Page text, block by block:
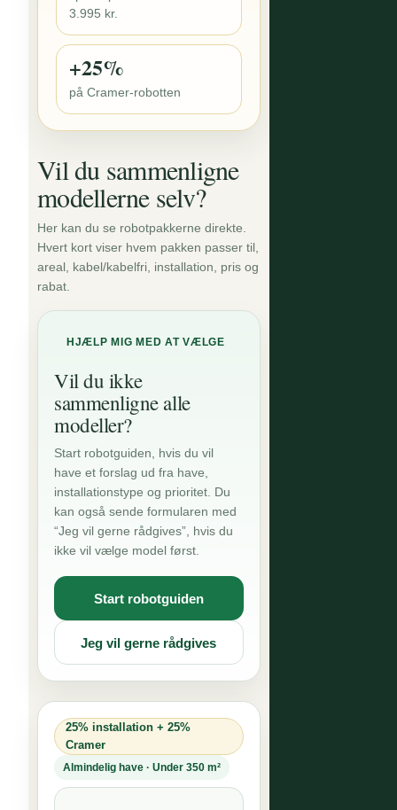
3.995 kr.
+25%
på Cramer-robotten
Vil du sammenligne
modellerne selv?
Her kan du se robotpakkerne direkte.
Hvert kort viser hvem pakken passer til,
areal, kabel/kabelfri, installation, pris og
rabat.
HJÆLP MIG MED AT VÆLGE
Vil du ikke
sammenligne alle
modeller?
Start robotguiden, hvis du vil
have et forslag ud fra have,
installationstype og prioritet. Du
kan også sende formularen med
“Jeg vil gerne rådgives”, hvis du
ikke vil vælge model først.
Start robotguiden
Jeg vil gerne rådgives
25% installation + 25%
Cramer
Almindelig have · Under 350 m²